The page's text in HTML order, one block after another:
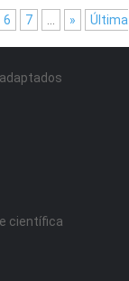
6 7 »
Última
científica